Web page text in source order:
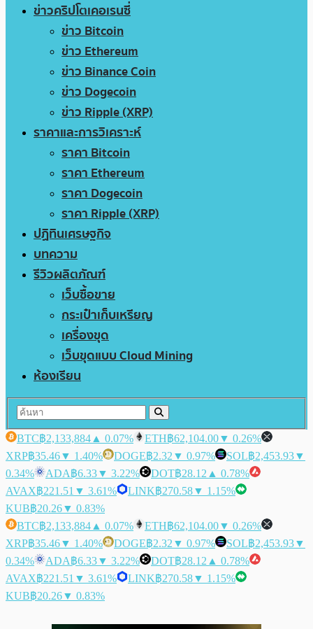
ข่าวคริปโตเคอเรนซี่
ข่าว Bitcoin
ข่าว Ethereum
ข่าว Binance Coin
ข่าว Dogecoin
ข่าว Ripple (XRP)
ราคาและการวิเคราะห์
ราคา Bitcoin
ราคา Ethereum
ราคา Dogecoin
ราคา Ripple (XRP)
ปฏิทินเศรษฐกิจ
บทความ
รีวิวผลิตภัณฑ์
เว็บซื้อขาย
กระเป๋าเก็บเหรียญ
เครื่องขุด
เว็บขุดแบบ Cloud Mining
ห้องเรียน
BTC฿2,133,884 ▲ 0.07% ETH฿62,104.00▼ 0.26%
XRP฿35.46▼ 1.40% DOGE฿2.32 ▼ 0.97% SOL฿2,453.93▼
0.34%
ADA฿6.33▼ 3.22% DOT฿28.12 ▲ 0.78%
AVAX฿221.51 ▼ 3.61% LINK฿270.58▼ 1.15%
KUB฿20.26▼ 0.83%
BTC฿2,133,884 ▲ 0.07% ETH฿62,104.00▼ 0.26%
XRP฿35.46▼ 1.40% DOGE฿2.32 ▼ 0.97% SOL฿2,453.93▼
0.34%
ADA฿6.33▼ 3.22% DOT฿28.12 ▲ 0.78%
AVAX฿221.51 ▼ 3.61% LINK฿270.58▼ 1.15%
KUB฿20.26▼ 0.83%